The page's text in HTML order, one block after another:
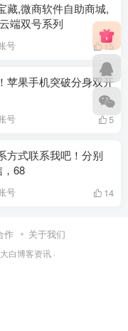
藏,微商软件自助商城,
端双号系列
号 15
苹果手机突破分身双开
号 5
方式联系我吧！分别
68
号 14
作 关于我们
大白博客资讯 ·